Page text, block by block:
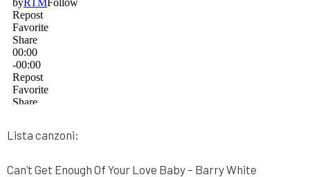
Lista canzoni:
Can’t Get Enough Of Your Love Baby – Barry White